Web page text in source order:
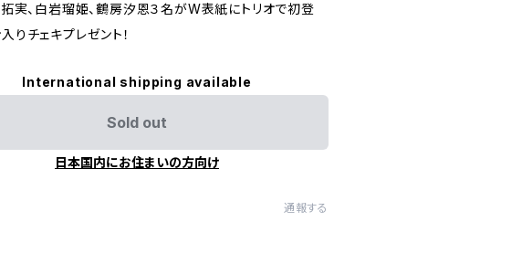
実、白岩瑠姫、鶴房汐恩３名がW表紙にトリオで初登
りチェキプレゼント！
International shipping available
Sold out
日本国内にお住まいの方向け
通報する